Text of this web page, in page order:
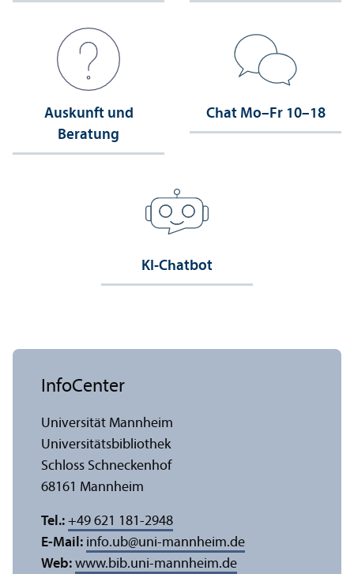
Auskunft und
Beratung
Chat Mo–Fr 10–18
KI-Chatbot
InfoCenter
Universität Mannheim
Universitäts­bibliothek
Schloss Schneckenhof
68161 Mannheim
Tel.: +49 621 181-2948
E-Mail: info.ub@uni-mannheim.de
Web: www.bib.uni-mannheim.de